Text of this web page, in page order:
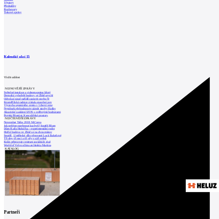
Výstavy
Přednášky
Rozhovory
Tiskové zprávy
Kalendář akcí 15
Vložit událost
NEJNOVĚJŠÍ ZPRÁVY
Světelné instalace a videomapping lákají
Demolici vyhořelé budovy ve Zlíně urychl
Odvolací soud nařídil zastavit stavbu Tr
Kroměřížská radnice získala stavební pov
Výstavba urgentního centra v Liberci ome
Nymburk přehodnocuje záměr stavby školky
Akustické zasklení IZOS s ověřenými hodnotami
Projekt Blueriot: Kancelářské prostory
NEJČTENĚJŠÍ ZPRÁVY
November Talks 2018: M.Corea
Jak nejlépe navrhnout kuchyň? Soutěž Blum
Dům Karla Hubáčka – experimentální rodin
Hořící budova ve Zlíně se na dvou místec
Soutěž „Umělecké dílo věnované Lucii Bakešové
Tři dny, tři noci a tři vily v záři světel
Kolín připravuje centrum sociálních služ
World of Volvo očima architekta Martina
KATALOG
Partneři